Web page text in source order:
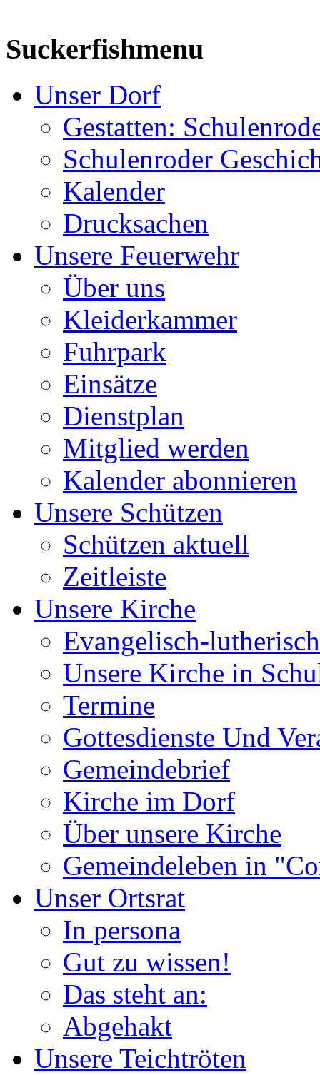
Suckerfishmenu
Unser Dorf
Gestatten:
Schulenroder
Kalender
Drucksachen
Unsere Feuerwehr
Über uns
Kleiderkammer
Fuhrpark
Einsätze
Dienstplan
Mitglied werden
Kalender abonnieren
Unsere Schützen
Schützen aktuell
Zeitleiste
Unsere Kirche
Evangelisch-
Unsere Kirche in
Termine
Gottesdienste Und
Gemeindebrief
Kirche im Dorf
Über unsere Kirche
Gemeindeleben in
Unser Ortsrat
In persona
Gut zu wissen!
Das steht an:
Abgehakt
Unsere Teichtröten